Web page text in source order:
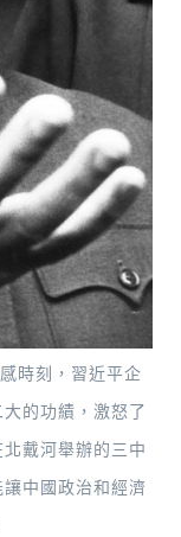
時刻，習近平企
的功績，激怒了
戴河舉辦的三中
中國政治和經濟